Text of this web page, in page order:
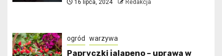
16 lipca, 2024 Redakcja
ogród warzywa
Papryczki jalapeno – uprawa w